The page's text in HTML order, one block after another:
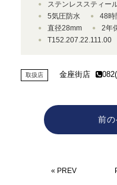
ステンレススティー
5気圧防水
48時
直径28mm
2年
T152.207.22.111.00
取扱店 金座街店
前の
« PREV